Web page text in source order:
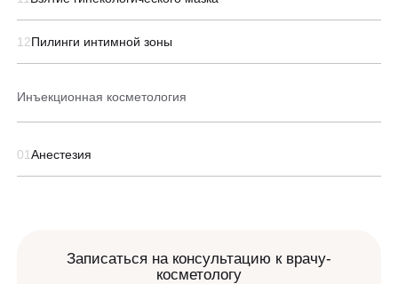
12Пилинги интимной зоны
Инъекционная косметология
01Анестезия
Записаться на консультацию к врачу-
косметологу